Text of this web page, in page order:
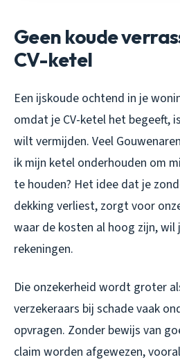
Geen koude
CV-ketel
Een ijskoude ochtend in je
omdat je CV-ketel het begeeft,
wilt vermijden. Veel
ik mijn ketel onderhouden om
te houden? Het idee dat je
dekking verliest, zorgt voor
waar de kosten al hoog zijn,
rekeningen.
Die onzekerheid wordt groter
verzekeraars bij schade vaak
opvragen. Zonder bewijs van
claim worden afgewezen,